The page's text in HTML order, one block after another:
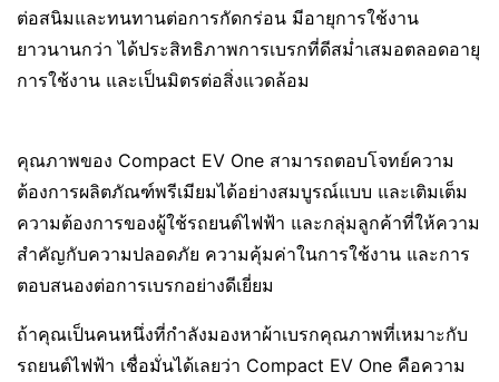
ต่อสนิมและทนทานต่อการกัดกร่อน มีอายุการใช้งาน
ยาวนานกว่า ได้ประสิทธิภาพการเบรกที่ดีสม่ำเสมอตลอดอายุ
การใช้งาน และเป็นมิตรต่อสิ่งแวดล้อม
คุณภาพของ Compact EV One สามารถตอบโจทย์ความ
ต้องการผลิตภัณฑ์พรีเมียมได้อย่างสมบูรณ์แบบ และเติมเต็ม
ความต้องการของผู้ใช้รถยนต์ไฟฟ้า และกลุ่มลูกค้าที่ให้ความ
สำคัญกับความปลอดภัย ความคุ้มค่าในการใช้งาน และการ
ตอบสนองต่อการเบรกอย่างดีเยี่ยม
ถ้าคุณเป็นคนหนึ่งที่กำลังมองหาผ้าเบรกคุณภาพที่เหมาะกับ
รถยนต์ไฟฟ้า เชื่อมั่นได้เลยว่า Compact EV One คือความ